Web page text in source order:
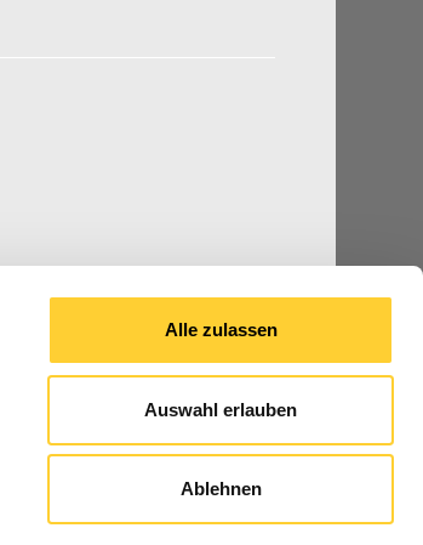
Alle zulassen
Auswahl erlauben
Ablehnen
BEITRÄGE GESAMT842.658
© 2026 Bauforum24.biz